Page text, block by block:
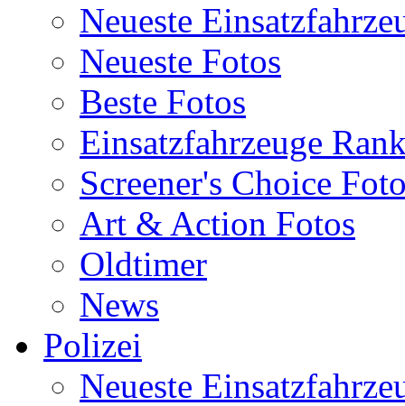
Neueste
Neueste Fotos
Beste Fotos
Einsatzfahrzeuge
Screener's Choice
Art & Action Fotos
Oldtimer
News
Polizei
Neueste